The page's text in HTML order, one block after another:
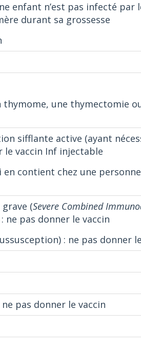
enfant n’est pas infecté par
durant sa grossesse
une thymectomie
sifflante active (ayant
le vaccin Inf injectable
en contient chez une
(Severe Combined
pas donner le vaccin
: ne pas donner
pas donner le vaccin